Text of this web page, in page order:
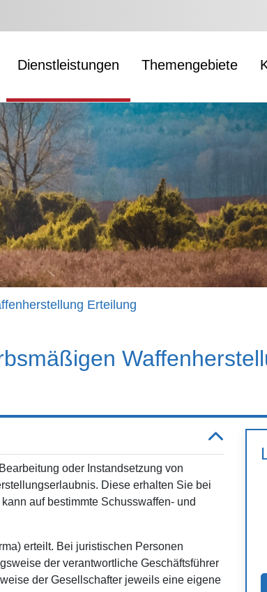
Dienstleistungen Themengebiete
Erteilung
oder Instandsetzung von
Diese erhalten Sie bei
auf bestimmte Schusswaffen- und
erteilt. Bei juristischen Personen
der verantwortliche Geschäftsführer
der Gesellschafter jeweils eine eigene